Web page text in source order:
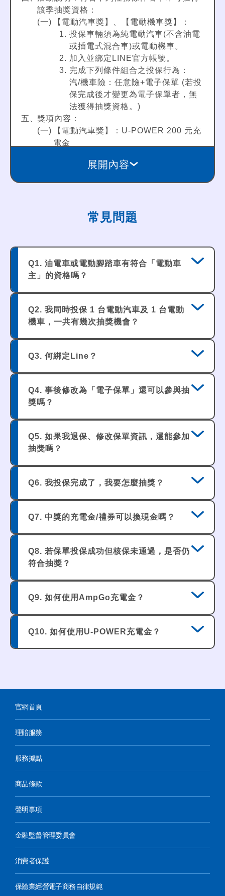
該季抽獎資格：
【電動汽車獎】、【電動機車獎】：
投保車輛須為純電動汽車(不含油電
或插電式混合車)或電動機車。
加入並綁定LINE官方帳號。
完成下列條件組合之投保行為：
汽/機車險：任意險+電子保單 (若投
保完成後才變更為電子保單者，無
法獲得抽獎資格。)
獎項內容：
【電動汽車獎】：U-POWER 200 元充
電金
【電動汽車獎】：AmpGo 200 元充電
保多張符合資格之保單，得累計抽獎次
數。
投保後，始具抽獎資格；抽獎活動將於
官方帳號內進行。
電金】或【AmpGo 200元充電金】作為
參與之獎項類別，獎項類別一經選擇後
不得更換，選擇完成後即進行該獎項之
抽獎。
將直接進行抽獎。
抽獎須於活動期間內完成，逾期未完成
抽獎者，視同自動放棄抽獎資格。
價票券，中獎人應自行妥善保管，遺
失、損毀或遭第三人使用，恕不補發；
投保完成後如有退保、變更被保險人、
若對抽獎次數有疑問，可撥打0800-
366168或E-mail至網路投保活動小組詢
rex.chen@tmnewa.com.tw
【注意事項】
您參與本活動時，視為同意接受本活動
所有內容及相關規範；倘有違反本活動
相關注意規範，主辦單位得取消其參加
另行通知。
之任何參與活動的資料及紀錄，皆以主
如有任何因電腦、網路、電話、技術或
之資料有延遲、遺失、錯誤、無法辨識
參加者保證所填寫或提出之資料真實無
參加者應負責一切相關責任。
展開內容
常見問題
Q1. 油電車或電動腳踏車有符合「電動車
主」的資格嗎？
不符合。本活動指定車輛為「純電動汽車」或
「電動機車」，才符合參與條件，請確認車種
符合資格。
Q2. 我同時投保 1 台電動汽車及 1 台電動
機車，一共有幾次抽獎機會？
只要該 2 筆保單皆已繳費完成且符合本活動資
格，即可分別獲得1次電動汽車獎抽獎機會及1
次電動機車獎抽獎機會，合計共2次抽獎機會。
Q3. 何綁定Line？
LINE 官方帳號，加入後點選圖文選單中的
「完成會員綁定」圖示，並依畫面指示完成綁
定流程。
Q4. 事後修改為「電子保單」還可以參與抽
獎嗎？
本活動限定投保時直接選擇電子保單者。若保
單完成後更改為電子保單，不計入抽獎資格。
Q5. 如果我退保、修改保單資訊，還能參加
抽獎嗎？
若投保完成後發生退保、變更要保人、取消電
子保單等行為，將視為放棄抽獎資格，請您務
必確認資訊無誤。
Q6. 我投保完成了，我要怎麼抽獎？
完成投保且符合資格之保單，於核審成功後，
可至新安東京海上產險 LINE 官方帳號進行即
時抽獎。中獎結果將於抽獎完成後，透過LINE
官方帳號通知，並直接寄發獎項或兌換序號，
請務必於投保前完成LINE官方帳號之加入與綁
定。
Q7. 中獎的充電金/禮券可以換現金嗎？
不可以。充電金／禮券皆屬虛擬、不記名之有
價票券，恕無法兌換現金，請中獎人自行妥善
保管。
Q8. 若保單投保成功但核保未通過，是否仍
符合抽獎？
不可以。須完成投保且「核審成功」之保單，
方具備本活動之抽獎資格。
Q9. 如何使用AmpGo充電金？
複製您的中獎碼 > 開啟AmpGO APP > 會員 >
優惠中心 > 兌換優惠
Q10. 如何使用U-POWER充電金？
官網首頁
理賠服務
服務據點
商品條款
聲明事項
金融監督管理委員會
消費者保護
保險業經營電子商務自律規範